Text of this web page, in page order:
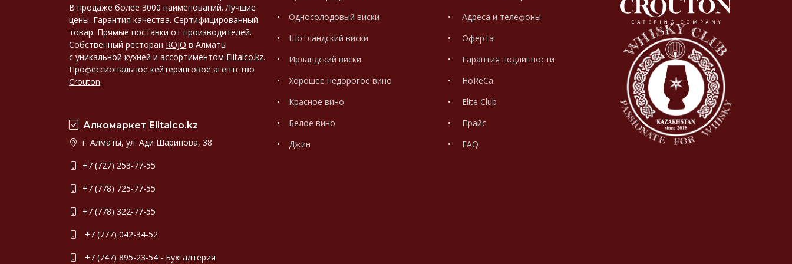
В продаже более 3000 наименований. Лучшие
цены. Гарантия качества. Сертифицированный
товар. Прямые поставки от производителей.
Собственный ресторан ROJO в Алматы
с уникальной кухней и ассортиментом Elitalco.kz.
Профессиональное кейтеринговое агентство
Crouton.
Алкомаркет Elitalco.kz
г. Алматы, ул. Ади Шарипова, 38
+7 (727) 253-77-55
+7 (778) 725-77-55
+7 (778) 322-77-55
+7 (777) 042-34-52
+7 (747) 895-23-54 - Бухгалтерия
Односолодовый виски
Шотландский виски
Ирландский виски
Хорошее недорогое вино
Красное вино
Белое вино
Джин
Адреса и телефоны
Оферта
Гарантия подлинности
HoReCa
Elite Club
Прайс
FAQ